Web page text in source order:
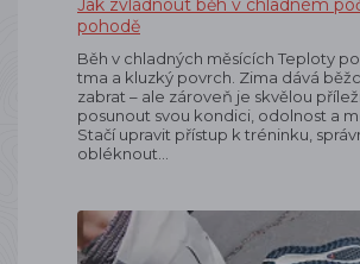
Jak zvládnout běh v chladném
pohodě
Běh v chladných měsících Teploty
tma a kluzký povrch. Zima dává
zabrat – ale zároveň je skvělou
posunout svou kondici, odolnost a
Stačí upravit přístup k tréninku,
obléknout…